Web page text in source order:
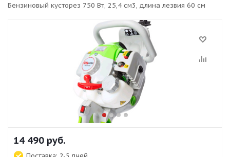
Бензиновый кусторез 750 Вт, 25,4 см3, длина лезвия 60 см
14 490 руб.
Поставка: 2-5 дней